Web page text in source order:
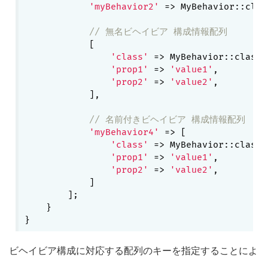
'myBehavior2'
=>
// 無名ビヘイビア 構成情報配列
            [
'class'
=> MyBehavior::class,
'prop1'
=> 'value1' ,
'prop2'
=> 'value2' ,
            ],
// 名前付きビヘイビア 構成情報配列
'myBehavior4'
=> [
'class'
=> MyBehavior::class,
'prop1'
=> 'value1' ,
'prop2'
=> 'value2' ,
            ]
        ];
    }
ビヘイビア構成に対応する配列のキーを指定することによ